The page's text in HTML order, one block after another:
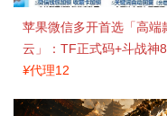
苹果微信多开首选「高端
云」：TF正式码+斗战神
包，7天退换认准拍拍卡激
¥代理12